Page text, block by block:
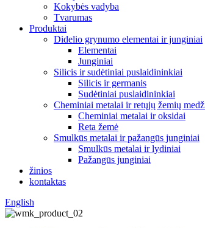
Kokybės vadyba
Tvarumas
Produktai
Didelio grynumo elementai ir junginiai
Elementai
Junginiai
Silicis ir sudėtiniai puslaidininkiai
Silicis ir germanis
Sudėtiniai puslaidininkiai
Cheminiai metalai ir retųjų žemių
Cheminiai metalai ir oksidai
Reta žemė
Smulkūs metalai ir pažangūs junginiai
Smulkūs metalai ir lydiniai
Pažangūs junginiai
žinios
kontaktas
English